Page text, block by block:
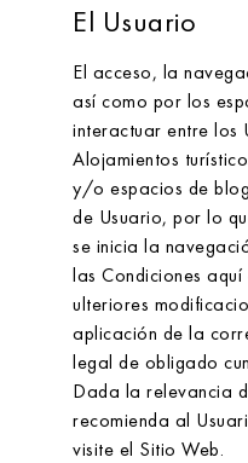
El Usuario
El acceso, la
así como por los
interactuar entre los
Alojamientos
y/o espacios de
de Usuario, por lo
se inicia la
las Condiciones
ulteriores
aplicación de la
legal de obligado
Dada la relevancia
recomienda al
visite el Sitio Web.